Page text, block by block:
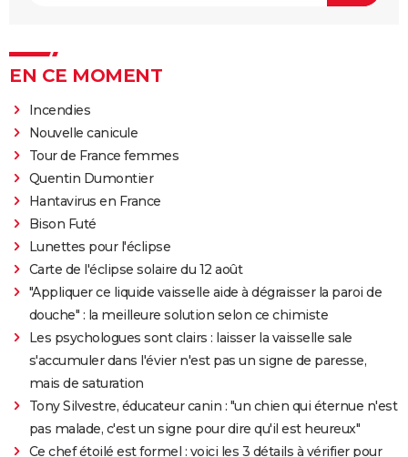
EN CE MOMENT
Incendies
Nouvelle canicule
Tour de France femmes
Quentin Dumontier
Hantavirus en France
Bison Futé
Lunettes pour l'éclipse
Carte de l'éclipse solaire du 12 août
"Appliquer ce liquide vaisselle aide à dégraisser la paroi de
douche" : la meilleure solution selon ce chimiste
Les psychologues sont clairs : laisser la vaisselle sale
s'accumuler dans l'évier n'est pas un signe de paresse,
mais de saturation
Tony Silvestre, éducateur canin : "un chien qui éternue n'est
pas malade, c'est un signe pour dire qu'il est heureux"
Ce chef étoilé est formel : voici les 3 détails à vérifier pour